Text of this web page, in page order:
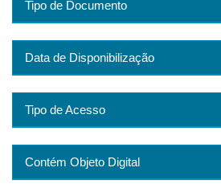
Tipo de Documento
Data de Disponibilização
Tipo de Acesso
Contém Objeto Digital